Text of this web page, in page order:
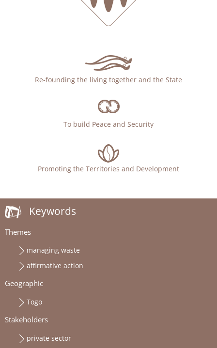
Re-founding the living together and the State
To build Peace and Security
Promoting the Territories and Development
Keywords
Themes
managing waste
affirmative action
Geographic
Togo
Stakeholders
private sector